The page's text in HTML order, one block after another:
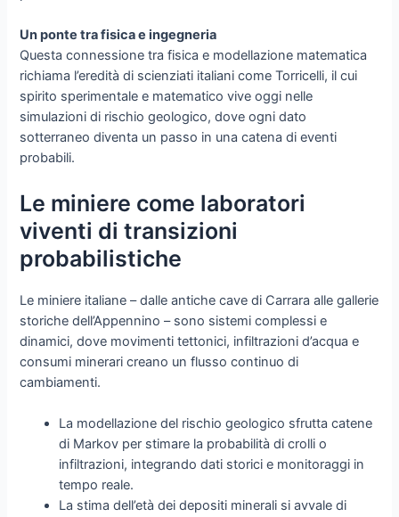
Un ponte tra fisica e ingegneria
Questa connessione tra fisica e modellazione matematica
richiama l’eredità di scienziati italiani come Torricelli, il cui
spirito sperimentale e matematico vive oggi nelle
simulazioni di rischio geologico, dove ogni dato
sotterraneo diventa un passo in una catena di eventi
probabili.
Le miniere come laboratori
viventi di transizioni
probabilistiche
Le miniere italiane – dalle antiche cave di Carrara alle gallerie
storiche dell’Appennino – sono sistemi complessi e
dinamici, dove movimenti tettonici, infiltrazioni d’acqua e
consumi minerari creano un flusso continuo di
cambiamenti.
La modellazione del rischio geologico sfrutta catene
di Markov per stimare la probabilità di crolli o
infiltrazioni, integrando dati storici e monitoraggi in
tempo reale.
La stima dell’età dei depositi minerali si avvale di